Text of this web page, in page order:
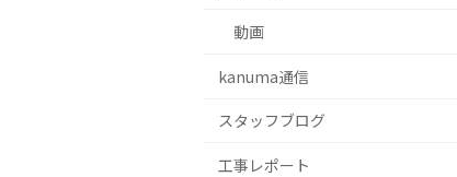
動画
kanuma通信
スタッフブログ
⼯事レポート